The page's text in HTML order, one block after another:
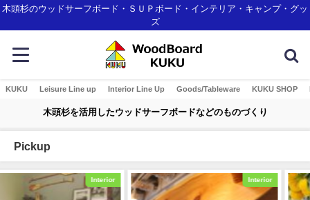
木頭杉のウッドサーフボード・ＳＵＰボード・インテリア・キャンプ・グッ
ズ
KUKU Leisure Line up Interior Line Up Goods/Tableware KUKU SHOP
木頭杉を活用したウッドサーフボードなどのものづくり
Pickup
Interior Event